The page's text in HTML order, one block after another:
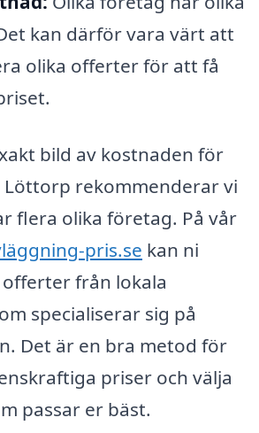
kan därför vara värt att
olika offerter för att få
bild av kostnaden för
rekommenderar vi
flera olika företag. På vår
pris.se kan ni
från lokala
specialiserar sig på
Det är en bra metod för
priser och välja
passar er bäst.